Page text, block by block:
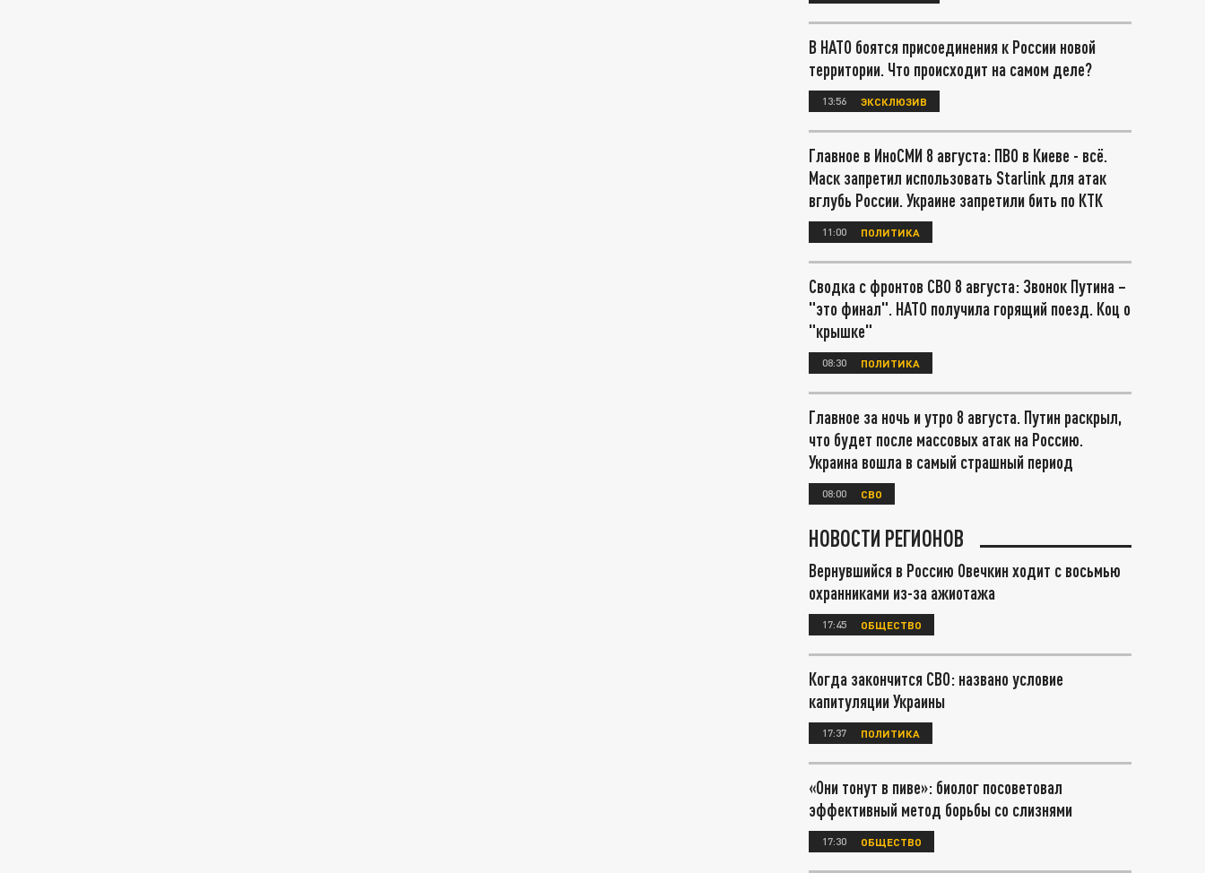
В НАТО боятся присоединения к России новой
территории. Что происходит на самом деле?
13:56 ЭКСКЛЮЗИВ
Главное в ИноСМИ 8 августа: ПВО в Киеве - всё.
Маск запретил использовать Starlink для атак
вглубь России. Украине запретили бить по КТК
11:00 ПОЛИТИКА
Сводка с фронтов СВО 8 августа: Звонок Путина –
"это финал". НАТО получила горящий поезд. Коц о
"крышке"
08:30 ПОЛИТИКА
Главное за ночь и утро 8 августа. Путин раскрыл,
что будет после массовых атак на Россию.
Украина вошла в самый страшный период
08:00 СВО
НОВОСТИ РЕГИОНОВ
Вернувшийся в Россию Овечкин ходит с восьмью
охранниками из-за ажиотажа
17:45 ОБЩЕСТВО
Когда закончится СВО: названо условие
капитуляции Украины
17:37 ПОЛИТИКА
«Они тонут в пиве»: биолог посоветовал
эффективный метод борьбы со слизнями
17:30 ОБЩЕСТВО